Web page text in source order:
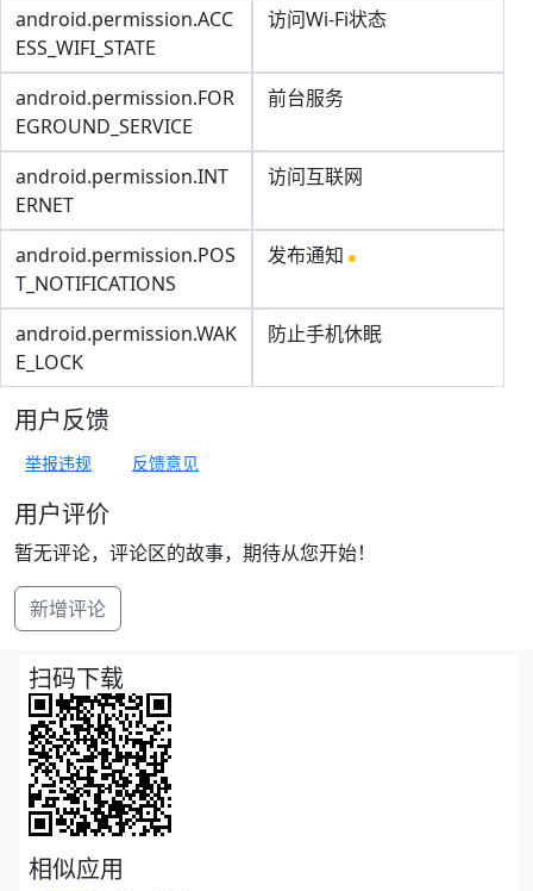
android.permission.ACC
ESS_WIFI_STATE
访问Wi-Fi状态
android.permission.FOR
EGROUND_SERVICE
前台服务
android.permission.INT
ERNET
访问互联网
android.permission.POS
T_NOTIFICATIONS
发布通知
android.permission.WAK
E_LOCK
防止手机休眠
用户反馈
举报违规 反馈意见
用户评价
暂无评论，评论区的故事，期待从您开始！
新增评论
扫码下载
相似应用